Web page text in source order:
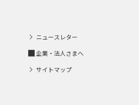
ニュースレター
企業・法人さまへ
サイトマップ